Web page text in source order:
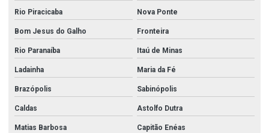
Rio Piracicaba Nova Ponte
Bom Jesus do Galho Fronteira
Rio Paranaíba Itaú de Minas
Ladainha Maria da Fé
Brazópolis Sabinópolis
Caldas Astolfo Dutra
Matias Barbosa Capitão Enéas